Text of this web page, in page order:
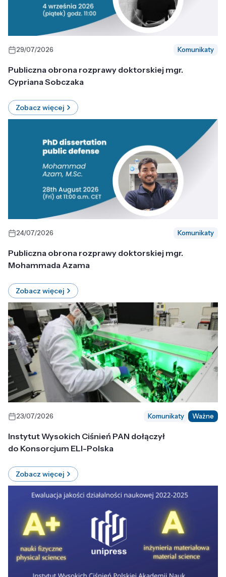
29/07/2026 Komunikaty
Publiczna obrona rozprawy doktorskiej mgr.
Cypriana Sobczaka
Zobacz więcej
24/07/2026 Komunikaty
Publiczna obrona rozprawy doktorskiej mgr.
Mohammada Azama
Zobacz więcej
23/07/2026 Komunikaty Ważne
Instytut Wysokich Ciśnień PAN dołączył
do Konsorcjum ELI-Polska
Zobacz więcej